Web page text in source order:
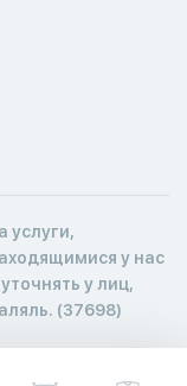
услуги,
у нас
у лиц,
(37698)